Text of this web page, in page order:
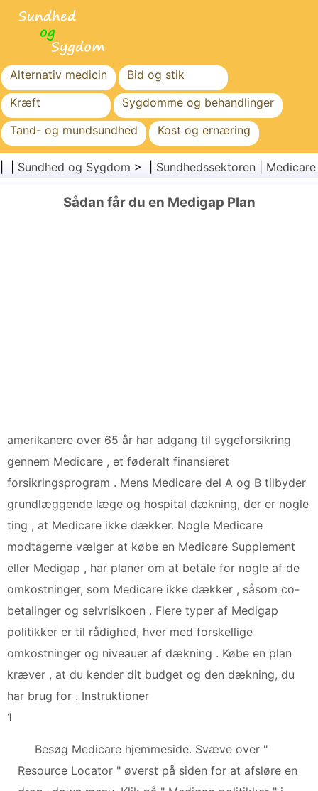
Alternativ medicin
Bid og stik
Kræft
Sygdomme og behandlinger
Tand- og mundsundhed
Kost og ernæring
Familiesundhed
Sundhedssektoren
Sundhed og Sygdom > | Sundhedssektoren
Sådan får du en Medigap Plan
amerikanere over 65 år har adgang til sygeforsikring
gennem Medicare , et føderalt finansieret
forsikringsprogram . Mens Medicare del A og B tilbyder
grundlæggende læge og hospital dækning, der er nogle
ting , at Medicare ikke dækker. Nogle Medicare
modtagerne vælger at købe en Medicare Supplement
eller Medigap , har planer om at betale for nogle af de
omkostninger, som Medicare ikke dækker , såsom co-
betalinger og selvrisikoen . Flere typer af Medigap
politikker er til rådighed, hver med forskellige
omkostninger og niveauer af dækning . Købe en plan
kræver , at du kender dit budget og den dækning, du
har brug for . Instruktioner
1
Besøg Medicare hjemmeside. Svæve over "
Resource Locator " øverst på siden for at afsløre en